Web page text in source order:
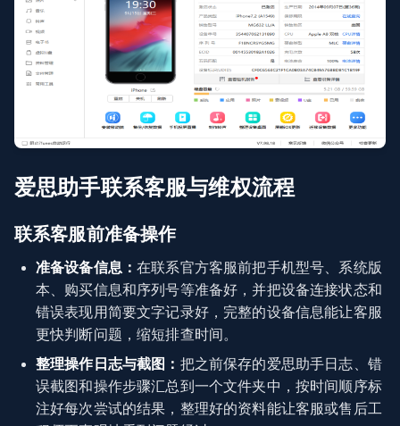
爱思助手联系客服与维权流程
联系客服前准备操作
准备设备信息：在联系官方客服前把手机型号、系统版
本、购买信息和序列号等准备好，并把设备连接状态和
错误表现用简要文字记录好，完整的设备信息能让客服
更快判断问题，缩短排查时间。
整理操作日志与截图： 把之前保存的爱思助手日志、错
误截图和操作步骤汇总到一个文件夹中，按时间顺序标
注好每次尝试的结果，整理好的资料能让客服或售后工